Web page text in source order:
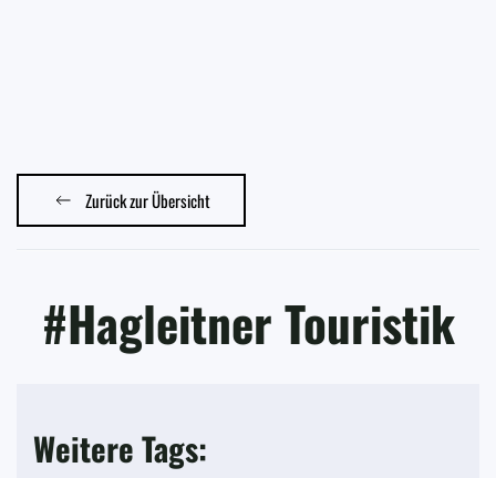
Zurück zur Übersicht
#Hagleitner Touristik
Weitere Tags: